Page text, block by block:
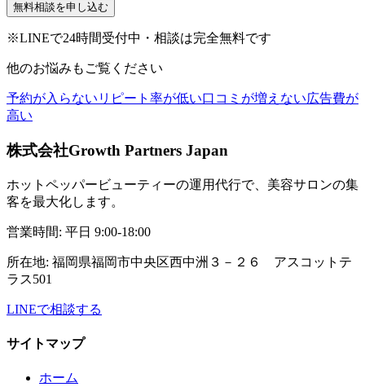
無料相談を申し込む
※LINEで24時間受付中・相談は完全無料です
他のお悩みもご覧ください
予約が入らない リピート率が低い口コミが増えない広告費が
高い
株式会社Growth Partners Japan
ホットペッパービューティーの運用代行で、美容サロンの集
客を最大化します。
営業時間: 平日 9:00-18:00
所在地: 福岡県福岡市中央区西中洲３－２６ アスコットテ
ラス501
LINEで相談する
サイトマップ
ホーム